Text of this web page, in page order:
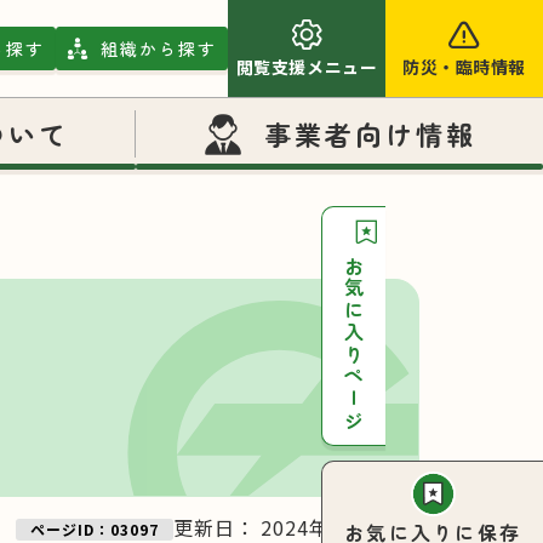
す 組織から探す
閲覧支援メニュー 防災 ・ 臨時情報
て 事業者向け情報
お気に入りページ
お気に入りに保存
ページID：03097 更新日： 2024年11月27日